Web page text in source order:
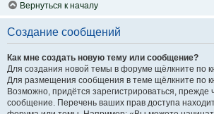
Вернуться к началу
Создание сообщений
Как мне создать новую тему или сообщение?
Для создания новой темы в форуме щёлкните по
Для размещения сообщения в теме щёлкните по
Возможно, придётся зарегистрироваться, прежде
сообщение. Перечень ваших прав доступа